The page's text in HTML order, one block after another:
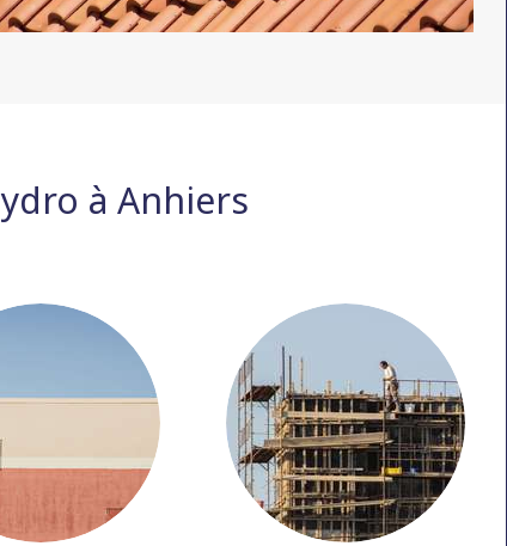
à Anhiers